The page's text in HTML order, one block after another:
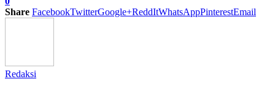
Share FacebookTwitterGoogle+ReddItWhatsAppPinterestEmail
Redaksi